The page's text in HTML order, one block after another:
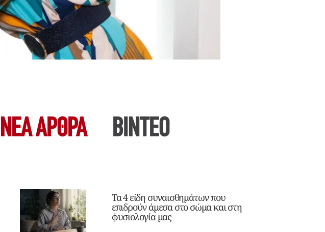
ΝΕΑ ΆΡΘΡΑ ΒΙΝΤΕΟ
Τα 4 είδη συναισθημάτων που
επιδρούν άμεσα στο σώμα και στη
φυσιολογία μας